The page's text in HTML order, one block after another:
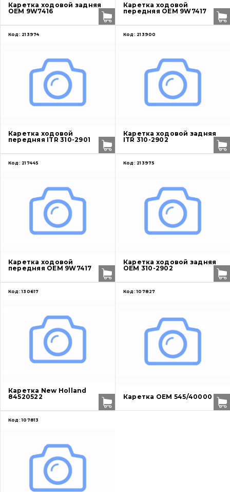
Каталог
Ходовая часть
Ножи, режущие кромки
Защита (ковша, адаптера)
Гидравлика
Трансмиссия
написати
зателефонувати
Каретка ходовой задняя
OEM 9W7416
Каретка ходовой
передняя OEM 9W7417
Код: 213974
Каретка ходовой
передняя ITR 310-2901
Код: 213900
Каретка ходовой задняя
ITR 310-2902
Код: 217445
Каретка ходовой
передняя OEM 9W7417
Код: 213975
Каретка ходовой задняя
OEM 310-2902
Код: 130617
Каретка New Holland
84520522
Код: 107827
Каретка OEM 545/40000
Код: 107813